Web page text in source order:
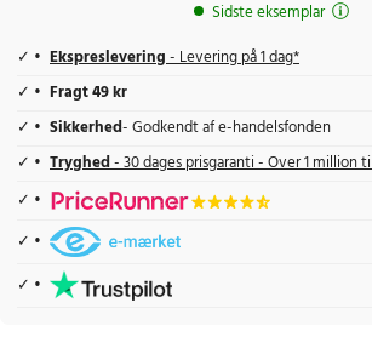
Sidste eksemplar
Ekspreslevering- Levering på 1 dag*
Fragt 49 kr
Sikkerhed- Godkendt af e-handelsfonden
Tryghed- 30 dages prisgaranti - Over 1 million